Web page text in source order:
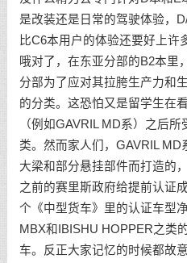
是改装还是日常的驾驶体验，
比C6本用户的体验还要好上许
哦对了，在东亚分部的B2本里
分部为了应对其拉胯生产力和
的分类。这恐怕又是留学生在
（例如GAVRIL MD系）之后
类。然而家人们，GAVRIL MD
大梁和部分悬挂部件而打造的
之前的赛里斯政府给提前认证
个《中型货车》里的认证车型
MBX和IBISHU HOPPER之类
车。反正大家记忆的时候都故